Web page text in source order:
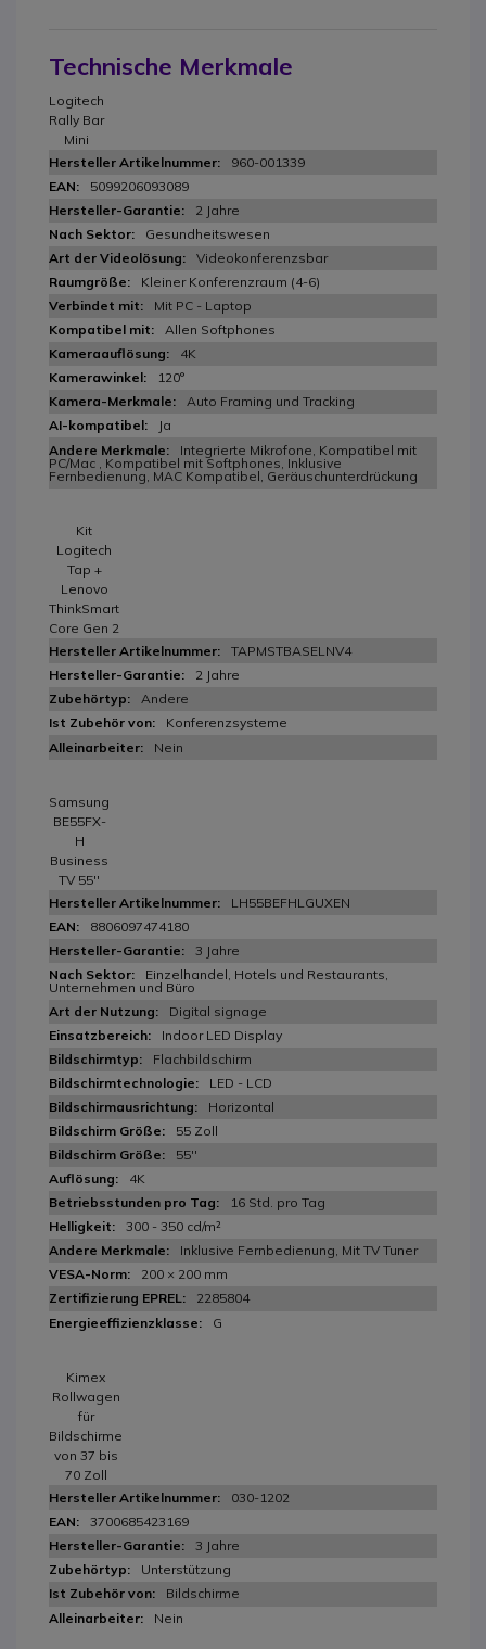
Technische Merkmale
Logitech
Rally Bar
Mini
960-001339
5099206093089
2 Jahre
Gesundheitswesen
Videokonferenzsbar
Kleiner Konferenzraum (4-6)
Mit PC - Laptop
Allen Softphones
4K
120°
Auto Framing und Tracking
Ja
Integrierte Mikrofone, Kompatibel mit
PC/Mac , Kompatibel mit Softphones, Inklusive
Fernbedienung, MAC Kompatibel, Geräuschunterdrückung
Kit
Logitech
Tap +
Lenovo
ThinkSmart
Core Gen 2
TAPMSTBASELNV4
2 Jahre
Andere
Konferenzsysteme
Nein
Samsung
BE55FX-
H
Business
TV 55''
LH55BEFHLGUXEN
8806097474180
3 Jahre
Einzelhandel, Hotels und Restaurants,
Unternehmen und Büro
Digital signage
Indoor LED Display
Flachbildschirm
LED - LCD
Horizontal
55 Zoll
55''
4K
16 Std. pro Tag
300 - 350 cd/m²
Inklusive Fernbedienung, Mit TV Tuner
200 × 200 mm
2285804
G
Kimex
Rollwagen
für
Bildschirme
von 37 bis
70 Zoll
030-1202
3700685423169
3 Jahre
Unterstützung
Bildschirme
Nein